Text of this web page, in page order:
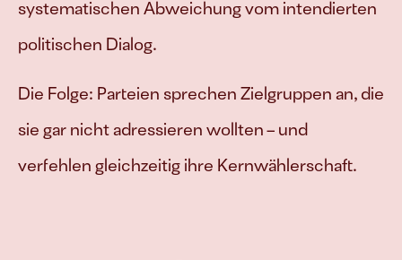
systematischen Abweichung vom intendierten
politischen Dialog.
Die Folge: Parteien sprechen Zielgruppen an, die
sie gar nicht adressieren wollten – und
verfehlen gleichzeitig ihre Kernwählerschaft.